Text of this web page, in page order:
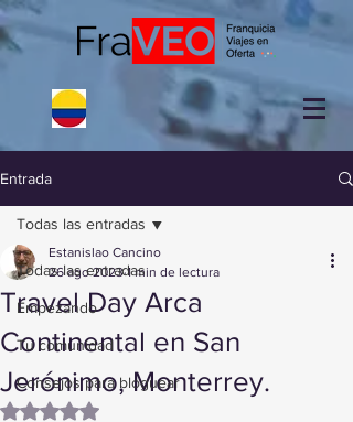
Entrada
Todas las entradas
Empezando
Tu comunidad
Consejos para bloguear
Todas las entradas
Travel Day Arca
Continental en San
Jerónimo, Monterrey.
Estanislao Cancino
26 ago 2023 1 min de lectura
Obtuvo NaN de 5 estrellas.